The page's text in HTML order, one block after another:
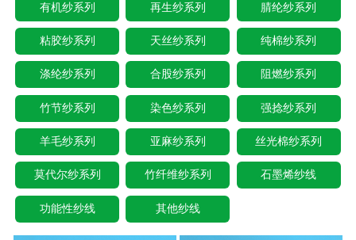
有机纱系列 再生纱系列 腈纶纱系列
粘胶纱系列 天丝纱系列 纯棉纱系列
涤纶纱系列 合股纱系列 阻燃纱系列
竹节纱系列 染色纱系列 强捻纱系列
羊毛纱系列 亚麻纱系列 丝光棉纱系列
莫代尔纱系列 竹纤维纱系列 石墨烯纱线
功能性纱线 其他纱线